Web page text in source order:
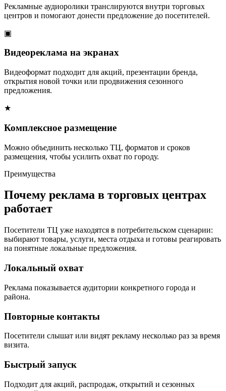
Рекламные аудиоролики транслируются внутри торговых
центров и помогают донести предложение до посетителей.
▣
Видеореклама на экранах
Видеоформат подходит для акций, презентации бренда,
открытия новой точки или продвижения сезонного
предложения.
★
Комплексное размещение
Можно объединить несколько ТЦ, форматов и сроков
размещения, чтобы усилить охват по городу.
Преимущества
Почему реклама в торговых центрах
работает
Посетители ТЦ уже находятся в потребительском сценарии:
выбирают товары, услуги, места отдыха и готовы реагировать
на понятные локальные предложения.
Локальный охват
Реклама показывается аудитории конкретного города и
района.
Повторные контакты
Посетители слышат или видят рекламу несколько раз за время
визита.
Быстрый запуск
Подходит для акций, распродаж, открытий и сезонных